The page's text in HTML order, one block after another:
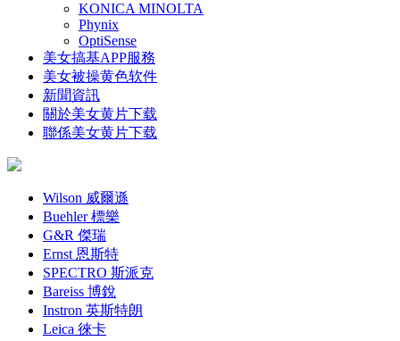
KONICA MINOLTA
Phynix
OptiSense
美女搞基APP服務
美女被操黄色软件
新聞資訊
關於美女黄片下载
聯係美女黄片下载
Wilson 威爾遜
Buehler 標樂
G&R 傑瑞
Ernst 恩斯特
SPECTRO 斯派克
Bareiss 博銳
Instron 英斯特朗
Leica 徠卡